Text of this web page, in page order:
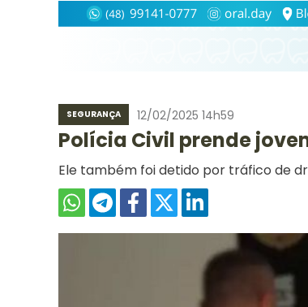
SEGURANÇA 12/02/2025 14h59
Polícia Civil prende
Ele também foi detido por tráfico de